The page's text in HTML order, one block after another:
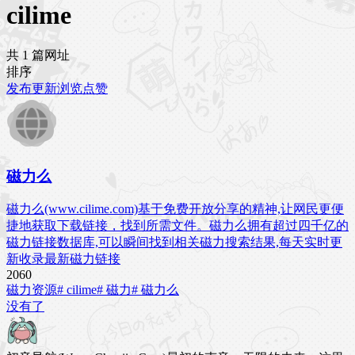
cilime
共 1 篇网址
排序
发布更新浏览点赞
磁力么
磁力么(www.cilime.com)基于免费开放分享的精神,让网民更便
捷地获取下载链接，找到所需文件。磁力么拥有超过四千亿的
磁力链接数据库,可以瞬间找到相关磁力搜索结果,每天实时更
新收录最新磁力链接
2060
磁力资源# cilime# 磁力# 磁力么
没有了